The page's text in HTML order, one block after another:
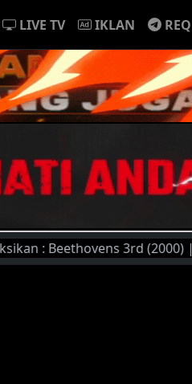
LIVE TV IKLAN
: Beethovens 3rd (2000) |